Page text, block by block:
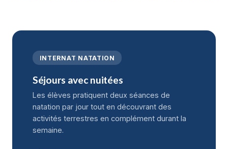
INTERNAT NATATION
Séjours avec nuitées
Les élèves pratiquent deux séances de
natation par jour tout en découvrant des
activités terrestres en complément durant la
semaine.